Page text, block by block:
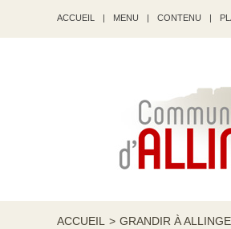
ACCUEIL | MENU | CONTENU |
ACCUEIL > GRANDIR À